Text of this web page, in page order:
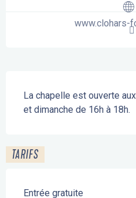
www.clohars-
La chapelle est ouverte
et dimanche de 16h à 18h.
TARIFS
Entrée gratuite